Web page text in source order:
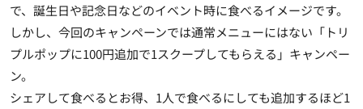
で、誕生日や記念日などのイベント時に食べるイメージです。
しかし、今回のキャンペーンでは通常メニューにはない「トリ
プルポップに100円追加で1スクープしてもらえる」キャンペー
ン。
シェアして食べるとお得、1人で食べるにしても追加するほど1